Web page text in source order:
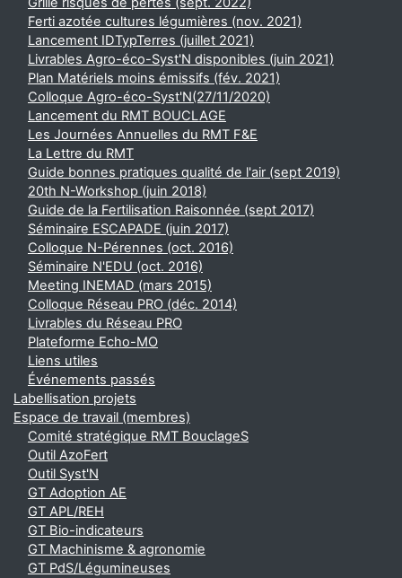
Ferti azotée cultures légumières (nov. 2021)
Lancement IDTypTerres (juillet 2021)
Livrables Agro-éco-Syst'N disponibles (juin 2021)
Plan Matériels moins émissifs (fév. 2021)
Colloque Agro-éco-Syst'N(27/11/2020)
Lancement du RMT BOUCLAGE
Les Journées Annuelles du RMT F&E
La Lettre du RMT
Guide bonnes pratiques qualité de l'air (sept 2019)
20th N-Workshop (juin 2018)
Guide de la Fertilisation Raisonnée (sept 2017)
Séminaire ESCAPADE (juin 2017)
Colloque N-Pérennes (oct. 2016)
Séminaire N'EDU (oct. 2016)
Meeting INEMAD (mars 2015)
Colloque Réseau PRO (déc. 2014)
Livrables du Réseau PRO
Plateforme Echo-MO
Liens utiles
Événements passés
Labellisation projets
Espace de travail (membres)
Comité stratégique RMT BouclageS
Outil AzoFert
Outil Syst'N
GT Adoption AE
GT APL/REH
GT Bio-indicateurs
GT Machinisme & agronomie
GT PdS/Légumineuses